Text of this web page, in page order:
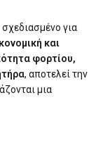
σχεδιασμένο για
και
φορτίου,
, αποτελεί την
μια